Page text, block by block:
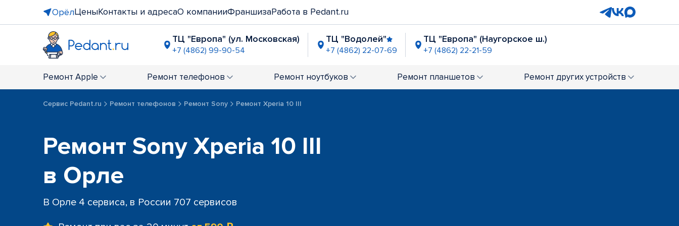
ОрёлЦеныКонтакты и адресаО компанииФраншизаРабота в Pedant.ru
ТЦ "Европа" (ул. Московская)
+7 (4862) 99-90-54
ТЦ "Водолей"
+7 (4862) 22-07-69
ТЦ "Европа" (Наугорское ш.)
+7 (4862) 22-21-59
+7 (4862) 22-06-87
Ремонт Apple Ремонт телефонов Ремонт ноутбуков Ремонт планшетов Ремонт других устройств
Сервис Pedant.ru Ремонт телефонов Ремонт Sony Ремонт Xperia 10 III
Ремонт Sony Xperia 10 III
в Орле
В Орле 4 сервиса, в России 707 сервисов